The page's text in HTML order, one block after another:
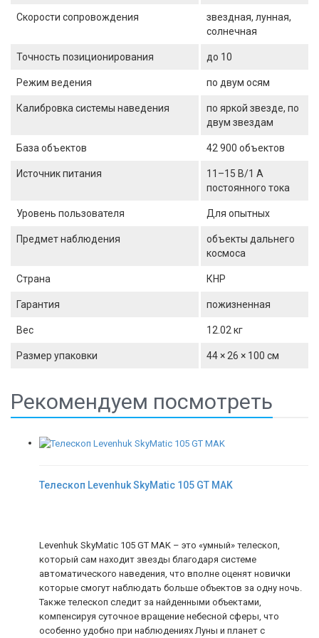
Скорости сопровождения
звездная, лунная,
солнечная
Точность позиционирования до 10
Режим ведения по двум осям
Калибровка системы наведения
по яркой звезде, по
двум звездам
База объектов 42 900 объектов
Источник питания
11–15 В/1 А
постоянного тока
Уровень пользователя Для опытных
Предмет наблюдения
объекты дальнего
космоса
Страна КНР
Гарантия пожизненная
Вес 12.02 кг
Размер упаковки 44 × 26 × 100 см
Рекомендуем посмотреть
Телескоп Levenhuk SkyMatic 105 GT MAK
Levenhuk SkyMatic 105 GT MAK – это «умный» телескоп,
который сам находит звезды благодаря системе
автоматического наведения, что вполне оценят новички
которые смогут наблюдать больше объектов за одну ночь.
Также телескоп следит за найденными объектами,
компенсируя суточное вращение небесной сферы, что
особенно удобно при наблюдениях Луны и планет с